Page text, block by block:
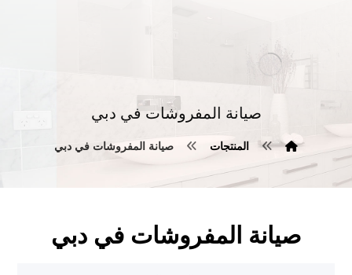
صيانة المفروشات في دبي
المنتجات صيانة المفروشات في دبي
صيانة المفروشات في دبي